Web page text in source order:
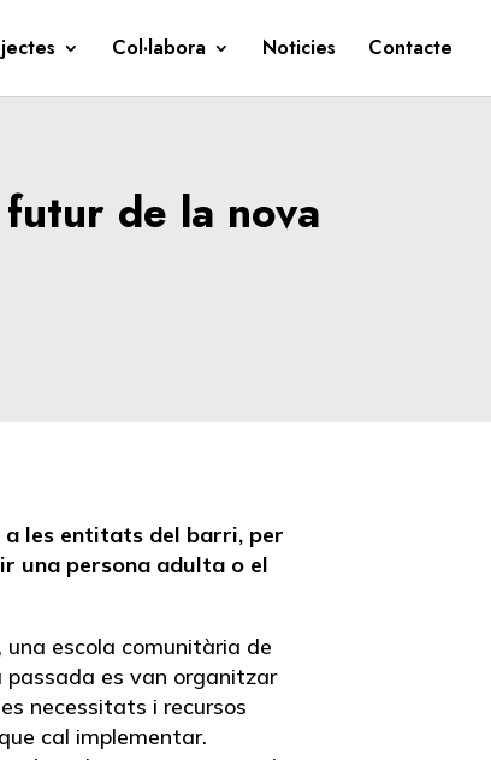
Col·labora Noticies Contacte
de la nova
les entitats del barri, per
una persona adulta o el
escola comunitària de
passada es van organitzar
necessitats i recursos
cal implementar.